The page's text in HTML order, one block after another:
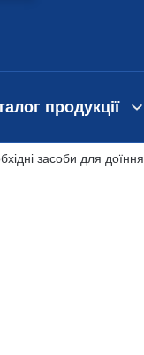
продукції
засоби для доїння